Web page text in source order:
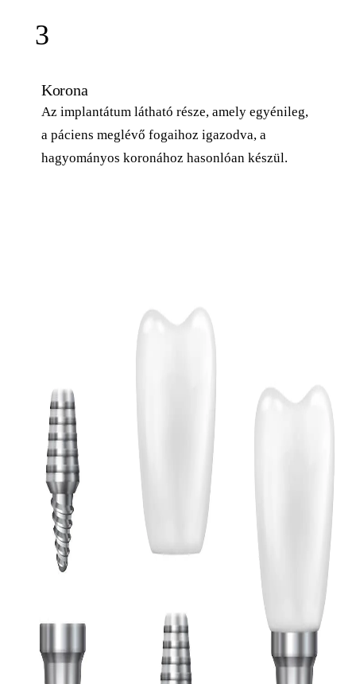
3
Korona
Az implantátum látható része, amely egyénileg,
a páciens meglévő fogaihoz igazodva, a
hagyományos koronához hasonlóan készül.